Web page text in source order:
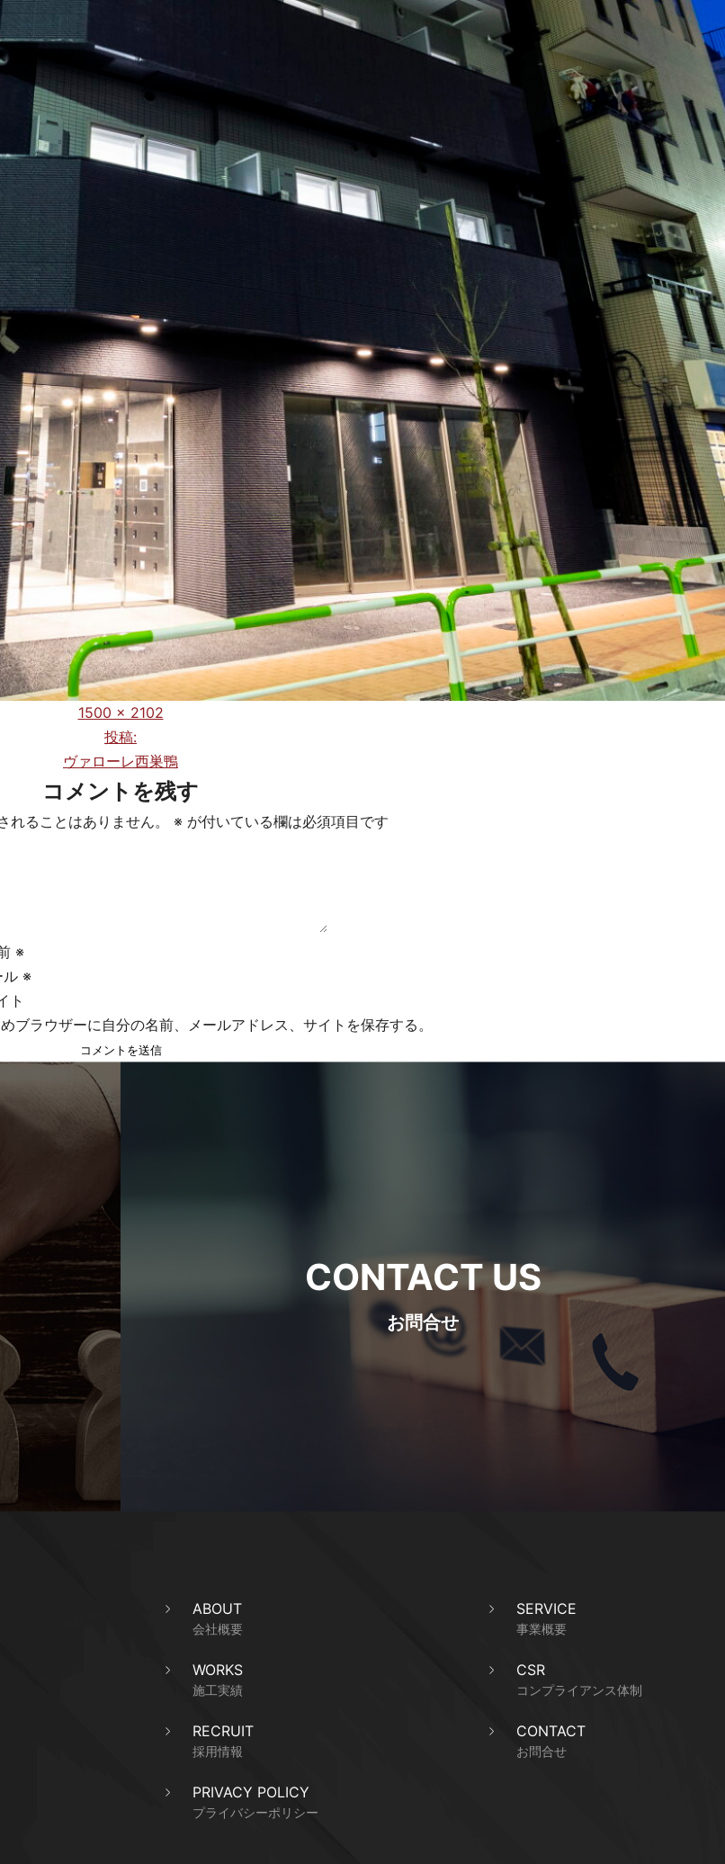
フ
サ
イ
1500 × 2102
投稿:
ヴァローレ西巣鴨
コメントを残す
れることはありません。 ※ が付いている欄は必須項目です
※
ル ※
ト
ブラウザーに自分の名前、メールアドレス、サイトを保存する。
CONTACT US
お問合せ
ABOUT
会社概要
SERVICE
事業概要
WORKS
施工実績
CSR
コンプライアンス体制
RECRUIT
採用情報
CONTACT
お問合せ
PRIVACY POLICY
プライバシーポリシー